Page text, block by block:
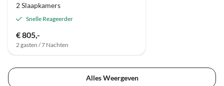
2 Slaapkamers
Snelle Reageerder
€ 805,-
2 gasten / 7 Nachten
Alles Weergeven